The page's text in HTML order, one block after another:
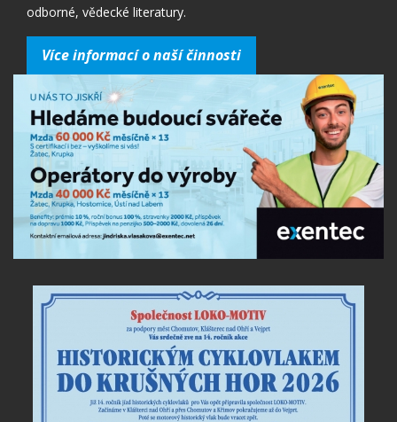
odborné, vědecké literatury.
Více informací o naší činnosti